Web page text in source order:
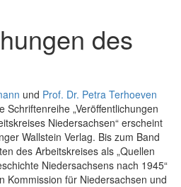
des
und Prof. Dr. Petra Terhoeven
Schriftenreihe „Veröffentlichungen
Niedersachsen“ erscheint
Wallstein Verlag. Bis zum Band
des Arbeitskreises als „Quellen
Niedersachsens nach 1945“
Kommission für Niedersachsen und